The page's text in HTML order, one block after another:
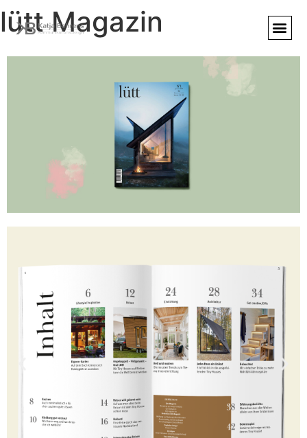
lütt Magazin